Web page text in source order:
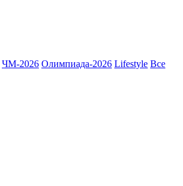
ЧМ-2026 Олимпиада-2026 Lifestyle Все